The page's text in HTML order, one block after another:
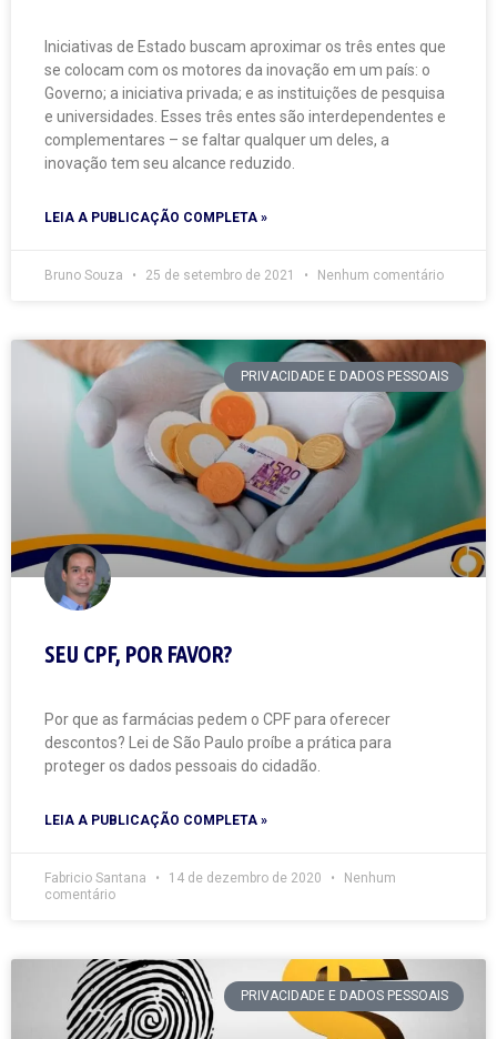
Iniciativas de Estado buscam aproximar os três entes que
se colocam com os motores da inovação em um país: o
Governo; a iniciativa privada; e as instituições de pesquisa
e universidades. Esses três entes são interdependentes e
complementares – se faltar qualquer um deles, a
inovação tem seu alcance reduzido.
LEIA A PUBLICAÇÃO COMPLETA »
Bruno Souza 25 de setembro de 2021 Nenhum comentário
PRIVACIDADE E DADOS PESSOAIS
SEU CPF, POR FAVOR?
Por que as farmácias pedem o CPF para oferecer
descontos? Lei de São Paulo proíbe a prática para
proteger os dados pessoais do cidadão.
LEIA A PUBLICAÇÃO COMPLETA »
Fabricio Santana 14 de dezembro de 2020
Nenhum
comentário
PRIVACIDADE E DADOS PESSOAIS